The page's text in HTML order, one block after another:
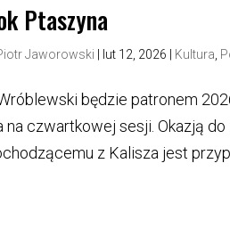
Ptaszyna
Jaworowski | lut 12, 2026 | Kultura
będzie patronem
na czwartkowej sesji. Okazją
z Kalisza jest